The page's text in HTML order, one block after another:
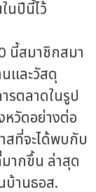
นปีนี้ไว้
สมาชิกสมา
และวัสดุ
รตลาดในรูป
หวัดอย่างต่อ
สที่จะได้พบกับ
ากขึ้น ล่าสุด
บ้านธอส.